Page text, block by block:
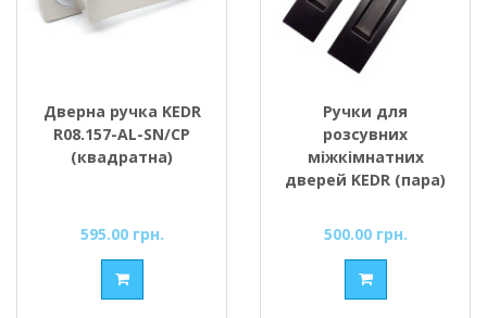
Дверна ручка KEDR
R08.157-AL-SN/CP
(квадратна)
595.00 грн.
Ручки для
розсувних
міжкімнатних
дверей KEDR (пара)
500.00 грн.